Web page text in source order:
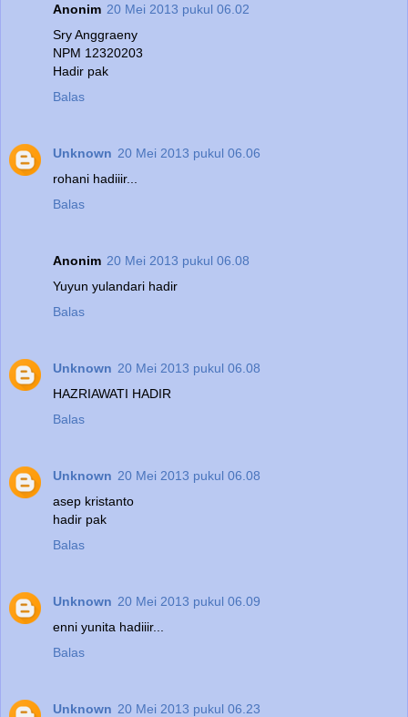
Anonim 20 Mei 2013 pukul 06.02
Sry Anggraeny
NPM 12320203
Hadir pak
Balas
Unknown 20 Mei 2013 pukul 06.06
rohani hadiiir...
Balas
Anonim 20 Mei 2013 pukul 06.08
Yuyun yulandari hadir
Balas
Unknown 20 Mei 2013 pukul 06.08
HAZRIAWATI HADIR
Balas
Unknown 20 Mei 2013 pukul 06.08
asep kristanto
hadir pak
Balas
Unknown 20 Mei 2013 pukul 06.09
enni yunita hadiiir...
Balas
Unknown 20 Mei 2013 pukul 06.23